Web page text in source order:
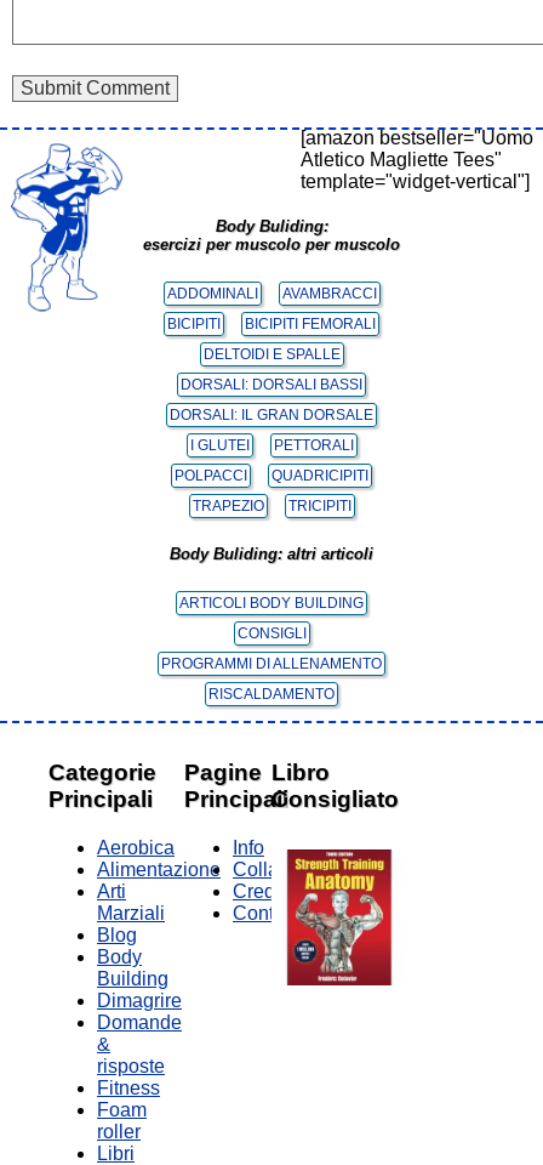
[amazon bestseller="Uomo
Atletico Magliette Tees"
template="widget-vertical"]
Body Buliding:
esercizi per muscolo per muscolo
ADDOMINALI
AVAMBRACCI
BICIPITI
BICIPITI FEMORALI
DELTOIDI E SPALLE
DORSALI: DORSALI BASSI
DORSALI: IL GRAN DORSALE
I GLUTEI
PETTORALI
POLPACCI
QUADRICIPITI
TRAPEZIO
TRICIPITI
Body Buliding: altri articoli
ARTICOLI BODY BUILDING
CONSIGLI
PROGRAMMI DI ALLENAMENTO
RISCALDAMENTO
Categorie
Principali
Aerobica
Alimentazione
Arti
Marziali
Blog
Body
Building
Dimagrire
Domande
&
risposte
Fitness
Foam
roller
Libri
Pagine
Principali
Info
Collabora
Credits
Contatti
Libro
Consigliato